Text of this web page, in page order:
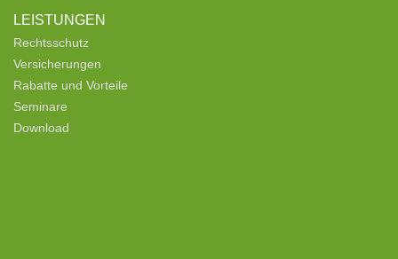
LEISTUNGEN
Rechtsschutz
Versicherungen
Rabatte und Vorteile
Seminare
Download